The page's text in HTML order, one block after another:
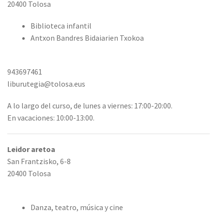
20400 Tolosa
Biblioteca infantil
Antxon Bandres Bidaiarien Txokoa
943697461
liburutegia@tolosa.eus
A lo largo del curso, de lunes a viernes: 17:00-20:00.
En vacaciones: 10:00-13:00.
Leidor aretoa
San Frantzisko, 6-8
20400 Tolosa
Danza, teatro, música y cine